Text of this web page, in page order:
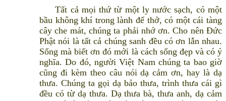
Tất cả mọi thứ từ một ly nước sạch, có một
bầu không khí trong lành để thở, có một cái tàng
cây che mát, chúng ta phải nhớ ơn. Cho nên Đức
Phật nói là tất cả chúng sanh đều có ơn lẫn nhau.
Sống mà biết ơn đó mới là cách sống đẹp và có ý
nghĩa. Do đó, người Việt Nam chúng ta bao giờ
cũng đi kèm theo câu nói dạ cảm ơn, hay là dạ
thưa. Chúng ta gọi dạ bảo thưa, trình thưa cái gì
đều có từ dạ thưa. Dạ thưa bà, thưa anh, dạ cảm